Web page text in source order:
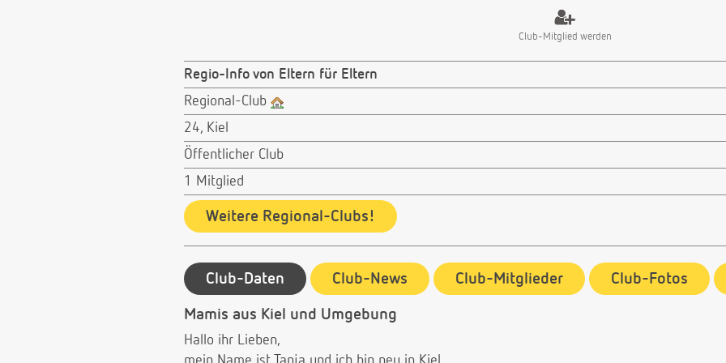
Club-Mitglied werden
Regio-Info von Eltern für Eltern
Regional-Club
24, Kiel
Öffentlicher Club
1 Mitglied
Weitere Regional-Clubs!
Club-Daten Club-News Club-Mitglieder Club-Fotos
Mamis aus Kiel und Umgebung
Hallo ihr Lieben,